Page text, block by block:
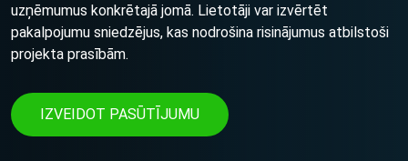
uzņēmumus konkrētajā jomā. Lietotāji var izvērtēt
pakalpojumu sniedzējus, kas nodrošina risinājumus atbilstoši
projekta prasībām.
IZVEIDOT PASŪTĪJUMU